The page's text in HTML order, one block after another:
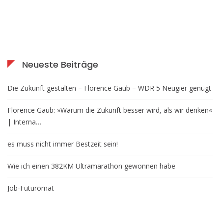
Neueste Beiträge
Die Zukunft gestalten – Florence Gaub – WDR 5 Neugier genügt
Florence Gaub: »Warum die Zukunft besser wird, als wir denken«
| Interna…
es muss nicht immer Bestzeit sein!
Wie ich einen 382KM Ultramarathon gewonnen habe
Job-Futuromat